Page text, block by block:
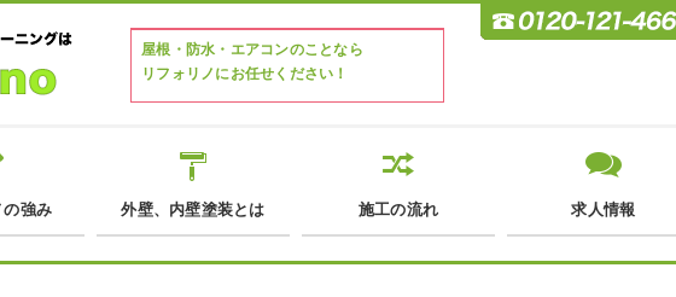
屋根・防水・エアコンのことなら
リフォリノにお任せください！
の強み 外壁、内壁塗装とは 施工の流れ 求人情報